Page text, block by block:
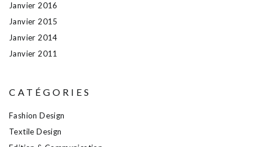
Janvier 2016
Janvier 2015
Janvier 2014
Janvier 2011
CATÉGORIES
Fashion Design
Textile Design